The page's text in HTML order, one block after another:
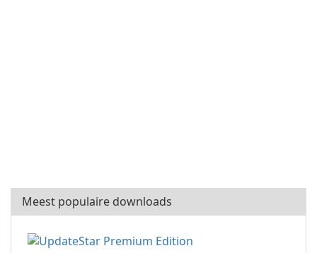
Meest populaire downloads